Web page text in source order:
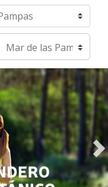
una localidad